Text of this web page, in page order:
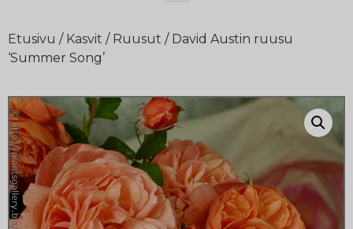
Etusivu / Kasvit / Ruusut / David Austin ruusu
‘Summer Song’